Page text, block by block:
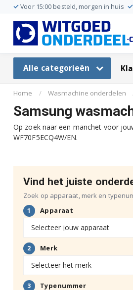
Voor 15:00 besteld, morgen in huis
Alle categorieën
Home / Wasmachine onderdelen
Samsung
Op zoek naar een manchet voor
WF70F5ECQ4W/EN.
Vind het juiste
Zoek op apparaat, merk en